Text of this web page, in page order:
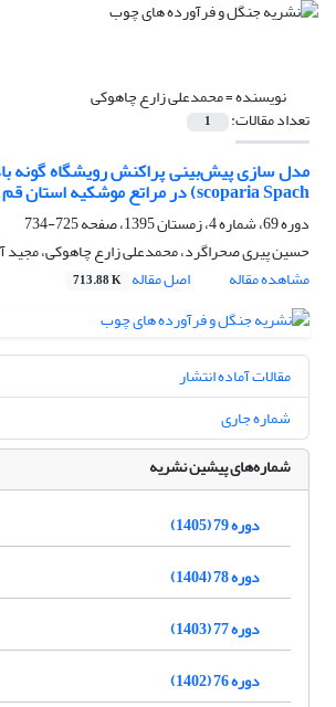
نویسنده =محمدعلی زارع چاهوکی
تعداد مقالات: 1
scoparia Spach) در مراتع موشکیه استان قم
دوره 69، شماره 4، زمستان 1395، صفحه
725-734
حسین پیری صحراگرد، محمدعلی زارع چاهوکی، مجید
مشاهده مقاله
اصل مقاله 713.88 K
مقالات آماده انتشار
شماره جاری
شماره‌های پیشین نشریه
دوره 79 (1405)
دوره 78 (1404)
دوره 77 (1403)
دوره 76 (1402)